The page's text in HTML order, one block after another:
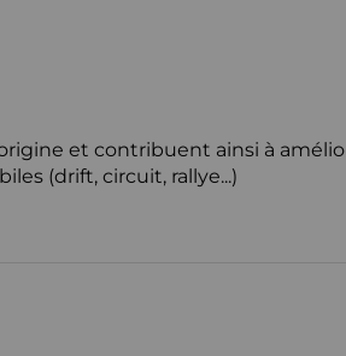
et contribuent ainsi à
(drift, circuit, rallye...)